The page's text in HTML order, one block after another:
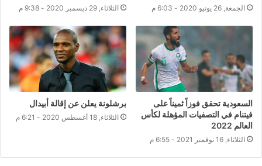
الجمعة, 26 يونيو 2020 - 6:03 م الثلاثاء, 29 ديسمبر 2020 - 9:38 م
السعودية تحقق فوزاً ثميناً على
فيتنام في التصفيات المؤهلة لكأس
العالم 2022
الثلاثاء, 16 نوفمبر 2021 - 6:55 م
برشلونة يعلن عن إقالة أبيدال
الثلاثاء, 18 أغسطس 2020 - 6:21 م